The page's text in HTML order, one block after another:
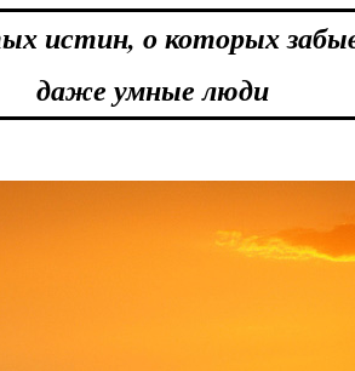
истин, о которых
даже умные люди